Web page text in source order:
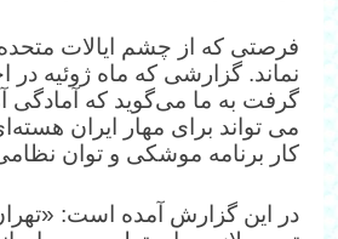
فرصتی که از چشم ایالات متحده
نماند. گزارشی که ماه ژوئیه در
گرفت به ما می‌گوید که آمادگی
می تواند برای مهار ایران
کار برنامه موشکی و توان
در این گزارش آمده است: